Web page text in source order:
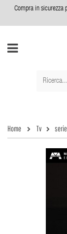
Compra in sicurezza
Home Tv serie